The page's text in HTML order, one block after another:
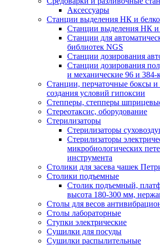
Аксессуары
Станции выделения НК и
Станции выделения НК и
Станции для
библиотек NGS
Станции дозирования
Станции дозирования
и механические 96 и 384-
Станции, перчаточные боксы и
создания условий гипоксии
Степперы, степперы
Стереотаксис, оборудование
Стерилизаторы
Стерилизаторы
Стерилизаторы
микробиологических
инструмента
Столики для засева чашек
Столики подъемные
Столик подъемный,
высота 180-300 мм,
Столы для весов
Столы лабораторные
Ступки электрические
Сушилки для посуды
Сушилки распылительные